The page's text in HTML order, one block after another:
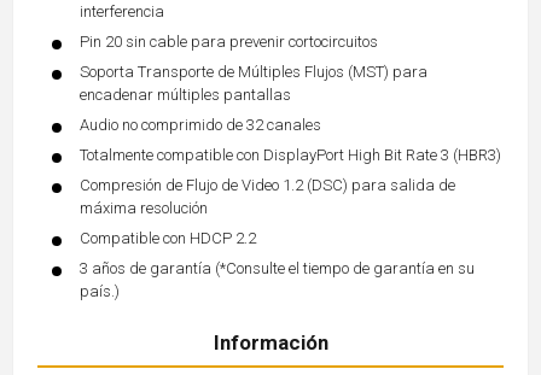
interferencia
Pin 20 sin cable para prevenir cortocircuitos
Soporta Transporte de Múltiples Flujos (MST) para
encadenar múltiples pantallas
Audio no comprimido de 32 canales
Totalmente compatible con DisplayPort High Bit Rate 3 (HBR3)
Compresión de Flujo de Video 1.2 (DSC) para salida de
máxima resolución
Compatible con HDCP 2.2
3 años de garantía (*Consulte el tiempo de garantía en su
país.)
Información